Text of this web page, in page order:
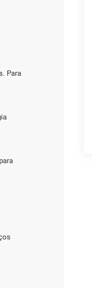
Para
HUAYA EX910
(mm):